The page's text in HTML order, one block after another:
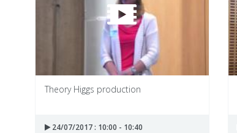
Theory Higgs production
24/07/2017 : 10:00 - 10:40